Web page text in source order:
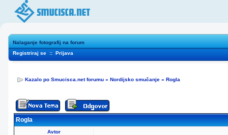
Nalaganje fotografij na forum
Registriraj se :: Prijava
Kazalo po Smucisca.net forumu » Nordijsko smučanje » Rogla
Rogla
Avtor